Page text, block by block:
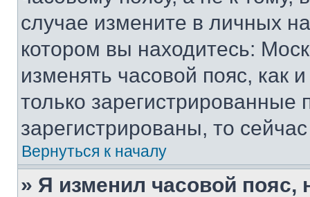
случае измените в личных
котором вы находитесь:
изменять часовой пояс, как
только
зарегистрированы, то
Вернуться к началу
» Я изменил часовой пояс,